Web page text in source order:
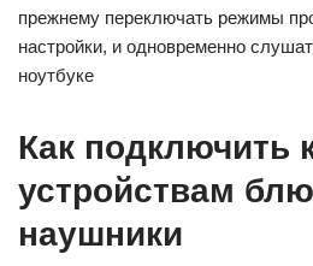
прежнему переключать режимы
настройки, и одновременно
ноутбуке
Как подключить
устройствам
наушники